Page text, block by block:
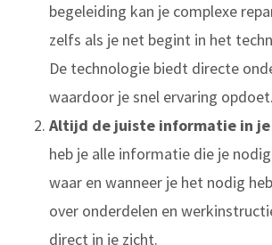
begeleiding kan je complexe
zelfs als je net begint in het
De technologie biedt directe
waardoor je snel ervaring opdoet.
Altijd de juiste informatie in
heb je alle informatie die je
waar en wanneer je het nodig
over onderdelen en
direct in je zicht.